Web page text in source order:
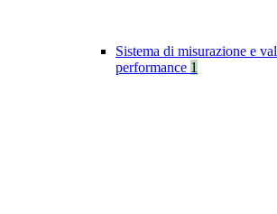
Sistema di misurazione e
performance 1